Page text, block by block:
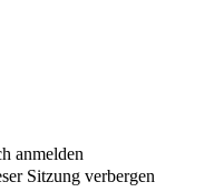
anmelden
Sitzung verbergen